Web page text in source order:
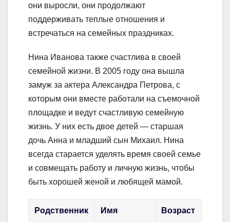
они выросли, они продолжают
поддерживать теплые отношения и
встречаться на семейных праздниках.
Нина Иванова также счастлива в своей
семейной жизни. В 2005 году она вышла
замуж за актера Александра Петрова, с
которым они вместе работали на съемочной
площадке и ведут счастливую семейную
жизнь. У них есть двое детей — старшая
дочь Анна и младший сын Михаил. Нина
всегда старается уделять время своей семье
и совмещать работу и личную жизнь, чтобы
быть хорошей женой и любящей мамой.
Родственник Имя Возраст